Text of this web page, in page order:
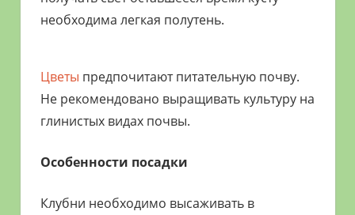
необходима легкая полутень.
Цветы предпочитают питательную почву.
Не рекомендовано выращивать культуру на
глинистых видах почвы.
Особенности посадки
Клубни необходимо высаживать в